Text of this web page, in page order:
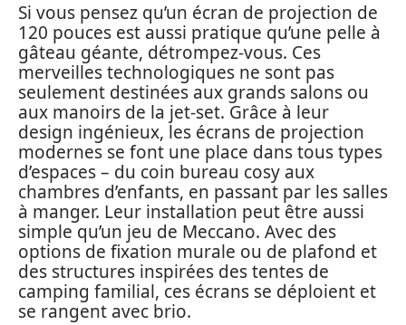
Si vous pensez qu’un écran de projection de
120 pouces est aussi pratique qu’une pelle à
gâteau géante, détrompez-vous. Ces
merveilles technologiques ne sont pas
seulement destinées aux grands salons ou
aux manoirs de la jet-set. Grâce à leur
design ingénieux, les écrans de projection
modernes se font une place dans tous types
d’espaces – du coin bureau cosy aux
chambres d’enfants, en passant par les salles
à manger. Leur installation peut être aussi
simple qu’un jeu de Meccano. Avec des
options de fixation murale ou de plafond et
des structures inspirées des tentes de
camping familial, ces écrans se déploient et
se rangent avec brio.